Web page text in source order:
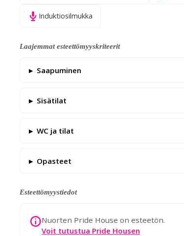
Induktiosilmukka
Laajemmat esteettömyyskriteerit
Saapuminen
Sisätilat
WC ja tilat
Opasteet
Esteettömyystiedot
Nuorten Pride House on esteetön.
Voit tutustua Pride Housen